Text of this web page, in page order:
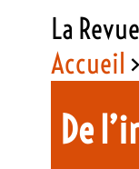
La
Accueil >
De